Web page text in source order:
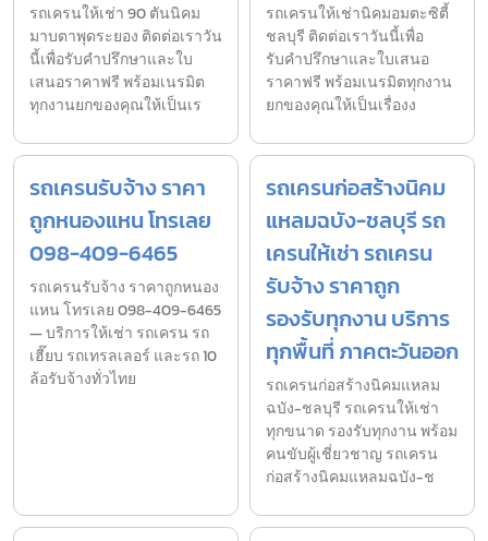
รถเครนให้เช่า 90 ตันนิคม
มาบตาพุดระยอง ติดต่อเราวัน
นี้เพื่อรับคำปรึกษาและใบ
เสนอราคาฟรี พร้อมเนรมิต
ทุกงานยกของคุณให้เป็นเร
รถเครนให้เช่านิคมอมตะซิตี้
ชลบุรี ติดต่อเราวันนี้เพื่อ
รับคำปรึกษาและใบเสนอ
ราคาฟรี พร้อมเนรมิตทุกงาน
ยกของคุณให้เป็นเรื่องง
รถเครนรับจ้าง ราคา
ถูกหนองแหน โทรเลย
098-409-6465
รถเครนรับจ้าง ราคาถูกหนอง
แหน โทรเลย 098-409-6465
— บริการให้เช่า รถเครน รถ
เฮี๊ยบ รถเทรลเลอร์ และรถ 10
ล้อรับจ้างทั่วไทย
รถเครนก่อสร้างนิคม
แหลมฉบัง-ชลบุรี รถ
เครนให้เช่า รถเครน
รับจ้าง ราคาถูก
รองรับทุกงาน บริการ
ทุกพื้นที่ ภาคตะวันออก
รถเครนก่อสร้างนิคมแหลม
ฉบัง-ชลบุรี รถเครนให้เช่า
ทุกขนาด รองรับทุกงาน พร้อม
คนขับผู้เชี่ยวชาญ รถเครน
ก่อสร้างนิคมแหลมฉบัง-ช